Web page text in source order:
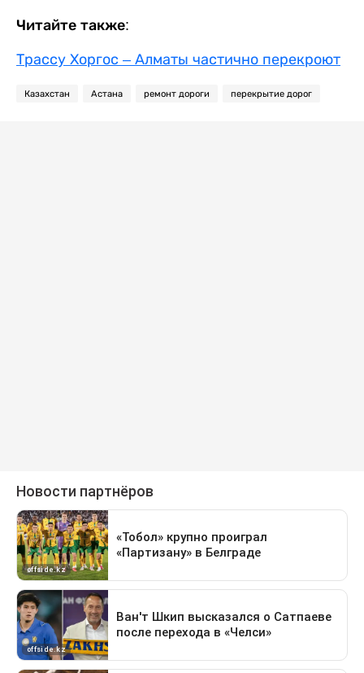
Читайте также:
Трассу Хоргос – Алматы частично перекроют
Казахстан Астана ремонт дороги перекрытие дорог